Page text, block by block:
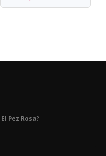
El Pez Rosa?